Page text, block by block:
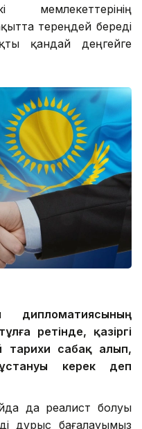
тереңдей береді
қандай деңгейге
дипломатиясының
ретінде, қазіргі
тарихи сабақалып,
керек деп
да реалист болуы
дұрыс бағалауымыз